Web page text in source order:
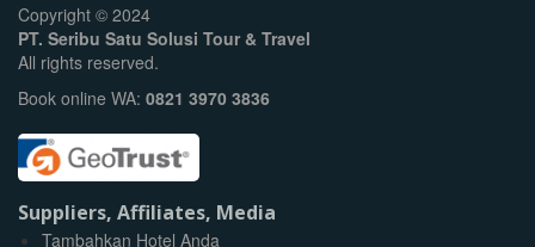
Copyright © 2024
PT. Seribu Satu Solusi Tour & Travel
All rights reserved.
Book online WA: 0821 3970 3836
Suppliers, Affiliates, Media
Tambahkan Hotel Anda